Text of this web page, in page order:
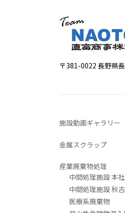
〒381-0022 長野県
施設動画ギャラリー
金属スクラップ
産業廃棄物処理
中間処理施設 本
中間処理施設 秋
医療系廃棄物